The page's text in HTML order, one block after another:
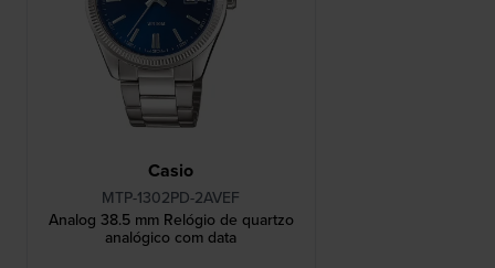
Casio
MTP-1302PD-2AVEF
Analog 38.5 mm Relógio de quartzo
analógico com data